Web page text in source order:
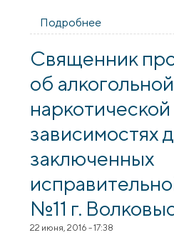
Подробнее
Алкоголиков
Священник
об
наркотической
зависимостях
заключенных
№11 г.
22 июня, 2016 - 17:38